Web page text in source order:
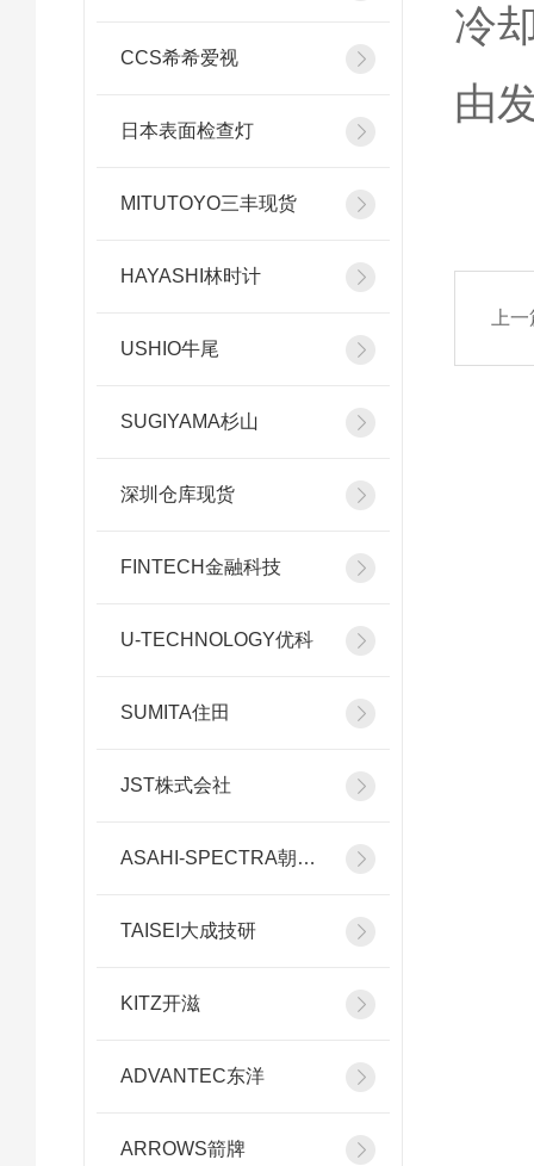
CCS希希爱视
日本表面检查灯
MITUTOYO三丰现货
HAYASHI林时计
USHIO牛尾
SUGIYAMA杉山
深圳仓库现货
FINTECH金融科技
U-TECHNOLOGY优科
SUMITA住田
JST株式会社
ASAHI-SPECTRA朝日分光
TAISEI大成技研
KITZ开滋
ADVANTEC东洋
ARROWS箭牌
冷
由
上